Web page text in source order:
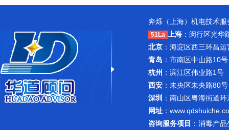
奔烁（上海）机电技术
51La 上海 ：闵行区光
北京 ：海淀区西三环
青岛 ：市南区中山
杭州 ：滨江区伟业
西安 ：未央区未央
深圳
：南山区粤海街道
网址 ：
咨询服务项目 ： 消毒产品